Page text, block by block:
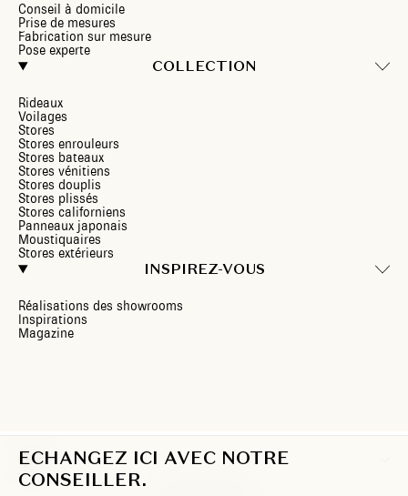
ECHANGEZ ICI AVEC NOTRE
CONSEILLER.
Conseil à domicile
Prise de mesures
Fabrication sur mesure
Pose experte
COLLECTION
Rideaux
Voilages
Stores
Stores enrouleurs
Stores bateaux
Stores vénitiens
Stores douplis
Stores plissés
Stores californiens
Panneaux japonais
Moustiquaires
Stores extérieurs
INSPIREZ-VOUS
Réalisations des showrooms
Inspirations
Magazine
FR